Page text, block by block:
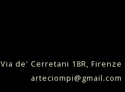
Via de' Cerretani 18R, Firenze
arteciompi@gmail.com